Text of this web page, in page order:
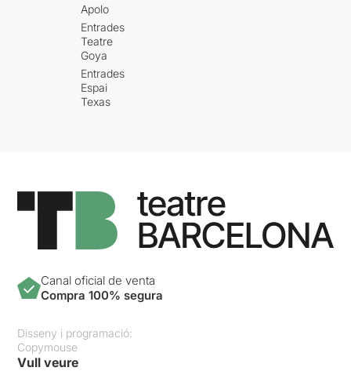
Apolo
Entrades
Teatre
Goya
Entrades
Espai
Texas
Canal oficial de venta
Compra 100% segura
Disseny i programació:
Copymouse
Vull veure